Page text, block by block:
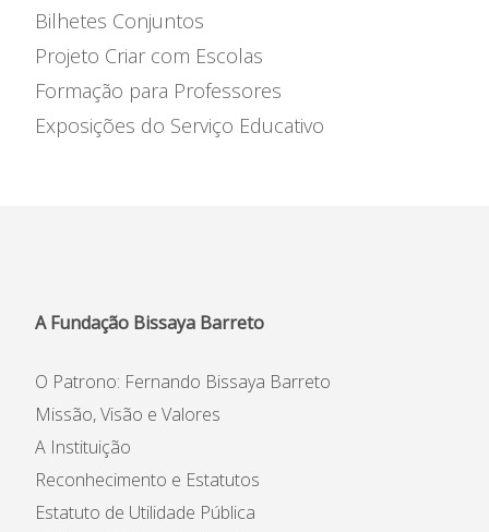
Informações
Reclamações
Bilhetes Conjuntos
Projeto Criar com Escolas
Formação para Professores
Exposições do Serviço Educativo
A Fundação Bissaya Barreto
O Patrono: Fernando Bissaya Barreto
Missão, Visão e Valores
A Instituição
Reconhecimento e Estatutos
Estatuto de Utilidade Pública